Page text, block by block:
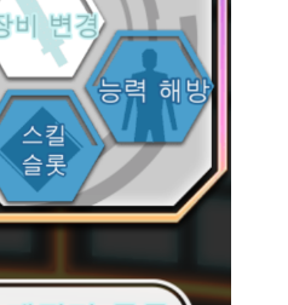
구글 플레이 기프트카드
15,000원 (추첨)
100 밥알